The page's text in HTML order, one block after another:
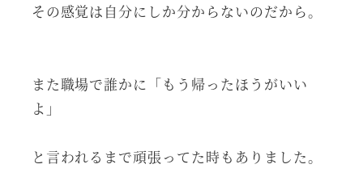
その感覚は自分にしか分からないのだから。
また職場で誰かに「もう帰ったほうがいい
よ」
と言われるまで頑張ってた時もありました。